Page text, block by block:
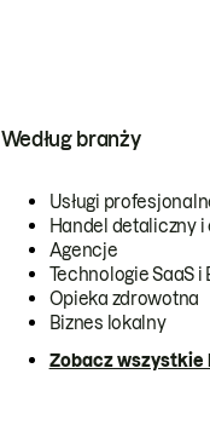
Według branży
Usługi
Handel detaliczny
Agencje
Technologie SaaS i
Opieka zdrowotna
Biznes lokalny
Zobacz wszystkie